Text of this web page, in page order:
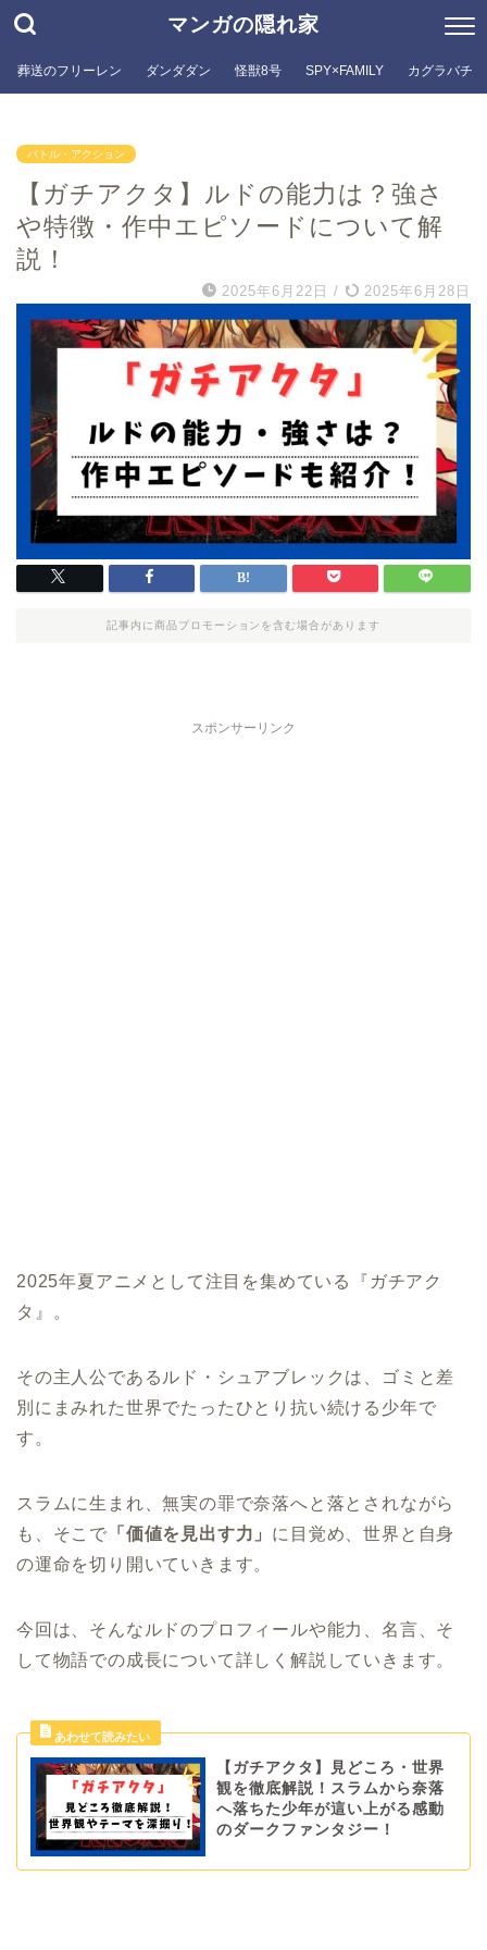
マンガの隠れ家
葬送のフリーレン ダンダダン 怪獣8号 SPY×FAMILY カグラバチ
バトル・アクション
【ガチアクタ】ルドの能力は？強さ
や特徴・作中エピソードについて解
説！
2025年6月22日 / 2025年6月28日
記事内に商品プロモーションを含む場合があります
スポンサーリンク
2025年夏アニメとして注目を集めている『ガチアク
タ』。
その主人公であるルド・シュアブレックは、ゴミと差
別にまみれた世界でたったひとり抗い続ける少年で
す。
スラムに生まれ、無実の罪で奈落へと落とされながら
も、そこで 「価値を見出す力」 に目覚め、世界と自身
の運命を切り開いていきます。
今回は、そんなルドのプロフィールや能力、名言、そ
して物語での成長について詳しく解説していきます。
【ガチアクタ】見どころ・世界
観を徹底解説！スラムから奈落
へ落ちた少年が這い上がる感動
のダークファンタジー！